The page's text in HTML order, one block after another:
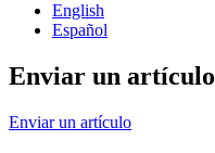
English
Español
Enviar un artículo
Enviar un artículo